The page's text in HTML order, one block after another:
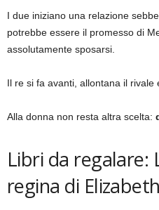
I due iniziano una relazione
potrebbe essere il promesso di
assolutamente sposarsi.
Il re si fa avanti, allontana il rivale
Alla donna non resta altra scelta:
Libri da regalare:
regina di